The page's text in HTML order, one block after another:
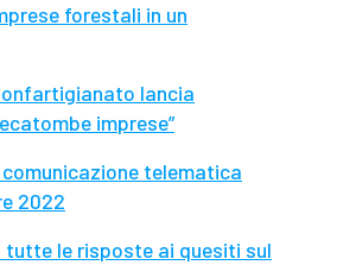
forestali in un
lancia
imprese”
telematica
2022
le risposte ai quesiti sul